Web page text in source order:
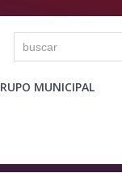
MUNICIPAL